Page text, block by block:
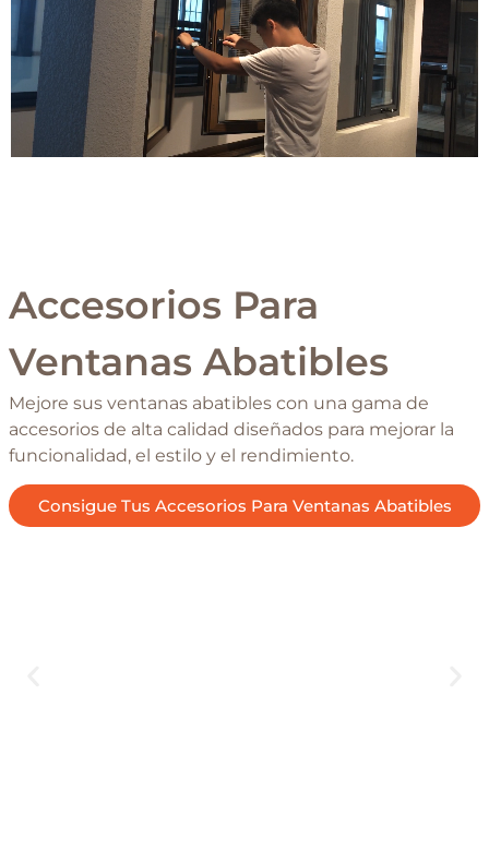
Accesorios Para
Ventanas Abatibles
Mejore sus ventanas abatibles con una gama de
accesorios de alta calidad diseñados para mejorar la
funcionalidad, el estilo y el rendimiento.
Consigue Tus Accesorios Para Ventanas Abatibles